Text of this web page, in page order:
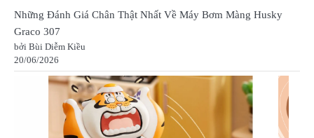
Những Đánh Giá Chân Thật Nhất Về Máy Bơm Màng Husky
Graco 307
bởi Bùi Diễm Kiều
20/06/2026